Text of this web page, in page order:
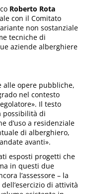
Roberto Rota
con il Comitato
non sostanziale
tecniche di
aziende alberghiere
alle opere pubbliche,
nel contesto
Il testo
possibilità di
d’uso a residenziale
di alberghiero,
avanti».
esposti progetti che
in questi due
l’assessore – la
di attività